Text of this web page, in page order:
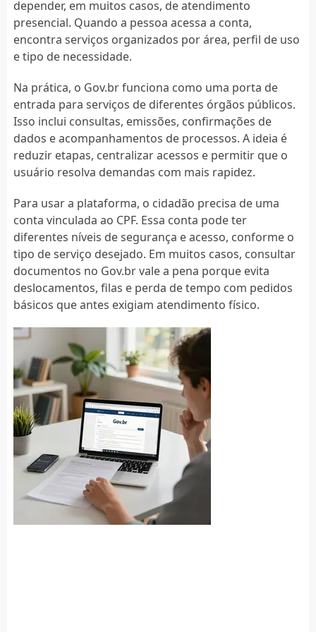
depender, em muitos casos, de atendimento
presencial. Quando a pessoa acessa a conta,
encontra serviços organizados por área, perfil de uso
e tipo de necessidade.
Na prática, o Gov.br funciona como uma porta de
entrada para serviços de diferentes órgãos públicos.
Isso inclui consultas, emissões, confirmações de
dados e acompanhamentos de processos. A ideia é
reduzir etapas, centralizar acessos e permitir que o
usuário resolva demandas com mais rapidez.
Para usar a plataforma, o cidadão precisa de uma
conta vinculada ao CPF. Essa conta pode ter
diferentes níveis de segurança e acesso, conforme o
tipo de serviço desejado. Em muitos casos, consultar
documentos no Gov.br vale a pena porque evita
deslocamentos, filas e perda de tempo com pedidos
básicos que antes exigiam atendimento físico.